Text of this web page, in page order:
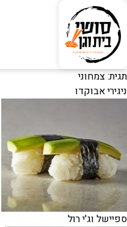
תגית:צמחוני
ניגירי אבוקדו
ספיישל וג'י רול